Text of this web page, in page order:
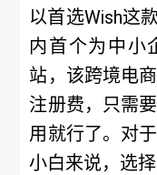
以首选Wish这
内首个为中小
站，该跨境电
注册费，只需
用就行了。对
小白来说，选